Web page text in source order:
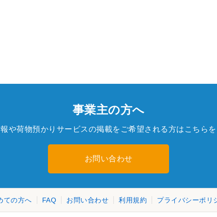
事業主の方へ
や荷物預かりサービスの掲載をご希望される方はこちらを
お問い合わせ
ての方へ FAQ お問い合わせ 利用規約 プライバシーポリ